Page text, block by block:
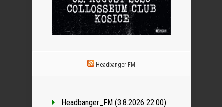
Headbanger FM
Headbanger_FM (3.8.2026 22:00)